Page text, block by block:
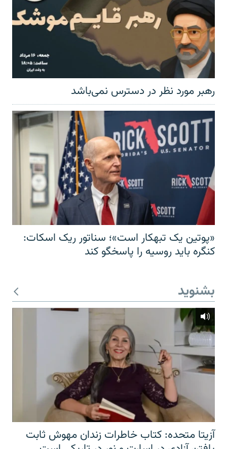
رهبر مورد نظر در دسترس نمی‌باشد
«پوتین یک تبهکار است»؛ سناتور ریک اسکات:
کنگره باید روسیه را پاسخگو کند
بشنوید
آزیتا متحده: کتاب خاطرات زندان مهوش ثابت